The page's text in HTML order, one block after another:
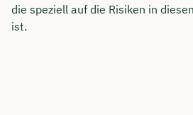
die speziell auf die Risiken in
ist.